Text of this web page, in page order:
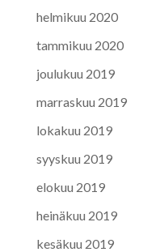
helmikuu 2020
tammikuu 2020
joulukuu 2019
marraskuu 2019
lokakuu 2019
syyskuu 2019
elokuu 2019
heinäkuu 2019
kesäkuu 2019